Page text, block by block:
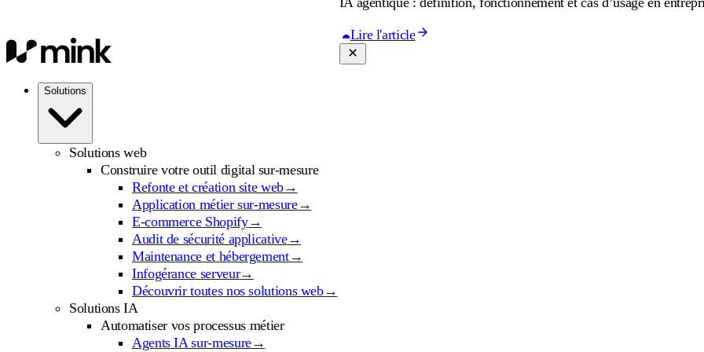
Lire l'article
Solutions
Solutions web
Construire votre outil digital sur-mesure
Refonte et création site web→
Application métier sur-mesure→
E-commerce Shopify→
Audit de sécurité applicative→
Maintenance et hébergement→
Infogérance serveur→
Découvrir toutes nos solutions web→
Solutions IA
Automatiser vos processus métier
Agents IA sur-mesure→